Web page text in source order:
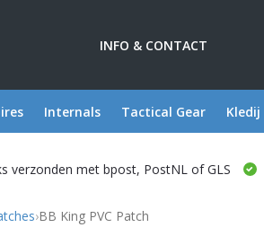
INFO & CONTACT
Internals Tactical Gear Kledij
verzonden met bpost, PostNL of GLS
›BB King PVC Patch